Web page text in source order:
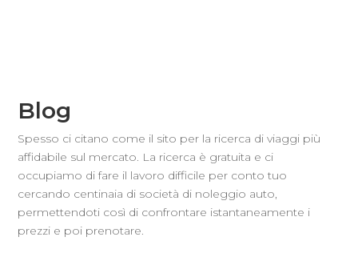
Blog
Spesso ci citano come il sito per la ricerca di viaggi più
affidabile sul mercato. La ricerca è gratuita e ci
occupiamo di fare il lavoro difficile per conto tuo
cercando centinaia di società di noleggio auto,
permettendoti così di confrontare istantaneamente i
prezzi e poi prenotare.